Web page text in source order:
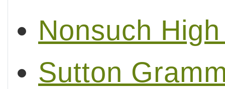
Nonsuch
Sutton